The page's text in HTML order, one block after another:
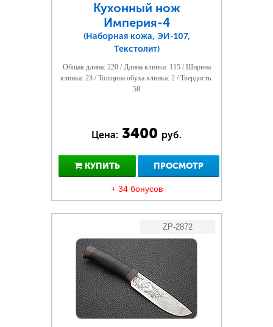
Кухонный нож
Империя-4
(Наборная кожа, ЭИ-107,
Текстолит)
Общая длина: 220 / Длина клинка: 115 / Ширина
клинка: 23 / Толщина обуха клинка: 2 / Твердость:
58
Цена: 3400 руб.
КУПИТЬ ПРОСМОТР
+ 34 бонусов
ZP-2872